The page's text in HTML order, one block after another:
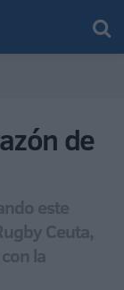
de
este
Ceuta,
la